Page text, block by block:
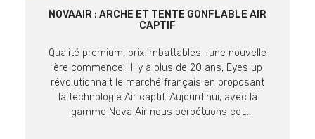
NOVAAIR : ARCHE ET TENTE GONFLABLE AIR
CAPTIF
Qualité premium, prix imbattables : une nouvelle
ère commence ! Il y a plus de 20 ans, Eyes up
révolutionnait le marché français en proposant
la technologie Air captif. Aujourd’hui, avec la
gamme Nova Air nous perpétuons cet